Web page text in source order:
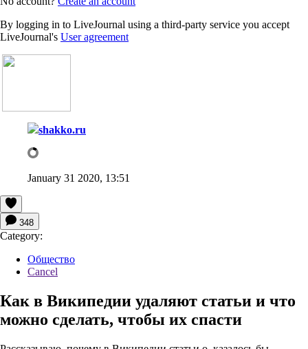
By logging in to LiveJournal using a third-party service you accept
LiveJournal's User agreement
shakko.ru
January 31 2020, 13:51
348
Category:
Общество
Cancel
Как в Википедии удаляют статьи и что
можно сделать, чтобы их спасти